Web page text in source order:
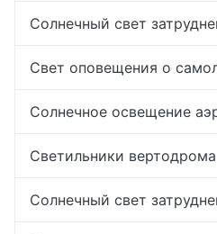
Солнечный свет
Свет оповещения о
Солнечное освещение
Светильники вертодрома
Солнечный свет